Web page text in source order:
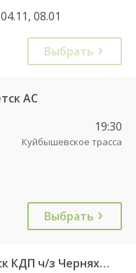
08.01
Выбрать
АС
19:30
Куйбышевское трасса
Выбрать
566 Калининград АВ — Озерск КДП ч/з Черняховск АС